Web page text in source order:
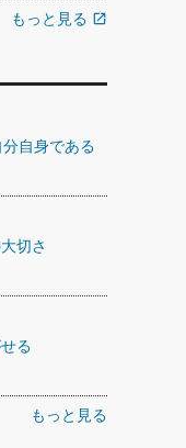
もっと見る open_in_new
自身である
切さ
る
もっと見る